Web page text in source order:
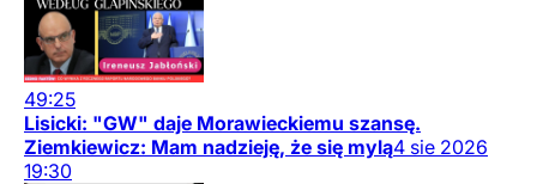
49:25
Lisicki: "GW" daje Morawieckiemu szansę.
Ziemkiewicz: Mam nadzieję, że się mylą4 sie 2026
19:30